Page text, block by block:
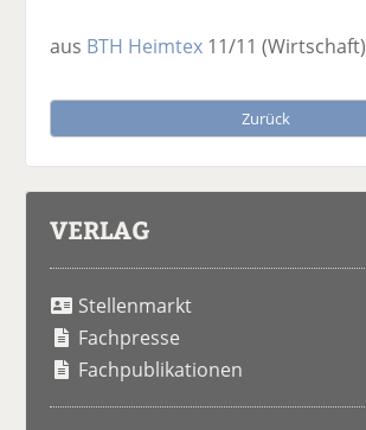
aus BTH Heimtex 11/11(Wirtschaft)
Zurück
VERLAG
Stellenmarkt
Fachpresse
Fachpublikationen